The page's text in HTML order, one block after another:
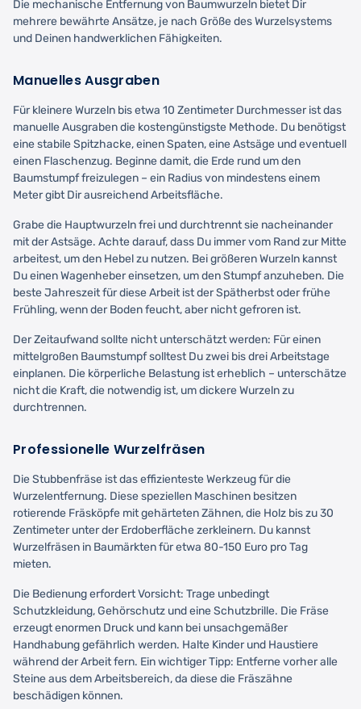
Die mechanische Entfernung von Baumwurzeln bietet Dir
mehrere bewährte Ansätze, je nach Größe des Wurzelsystems
und Deinen handwerklichen Fähigkeiten.
Manuelles Ausgraben
Für kleinere Wurzeln bis etwa 10 Zentimeter Durchmesser ist das
manuelle Ausgraben die kostengünstigste Methode. Du benötigst
eine stabile Spitzhacke, einen Spaten, eine Astsäge und eventuell
einen Flaschenzug. Beginne damit, die Erde rund um den
Baumstumpf freizulegen – ein Radius von mindestens einem
Meter gibt Dir ausreichend Arbeitsfläche.
Grabe die Hauptwurzeln frei und durchtrennt sie nacheinander
mit der Astsäge. Achte darauf, dass Du immer vom Rand zur Mitte
arbeitest, um den Hebel zu nutzen. Bei größeren Wurzeln kannst
Du einen Wagenheber einsetzen, um den Stumpf anzuheben. Die
beste Jahreszeit für diese Arbeit ist der Spätherbst oder frühe
Frühling, wenn der Boden feucht, aber nicht gefroren ist.
Der Zeitaufwand sollte nicht unterschätzt werden: Für einen
mittelgroßen Baumstumpf solltest Du zwei bis drei Arbeitstage
einplanen. Die körperliche Belastung ist erheblich – unterschätze
nicht die Kraft, die notwendig ist, um dickere Wurzeln zu
durchtrennen.
Professionelle Wurzelfräsen
Die Stubbenfräse ist das effizienteste Werkzeug für die
Wurzelentfernung. Diese speziellen Maschinen besitzen
rotierende Fräsköpfe mit gehärteten Zähnen, die Holz bis zu 30
Zentimeter unter der Erdoberfläche zerkleinern. Du kannst
Wurzelfräsen in Baumärkten für etwa 80-150 Euro pro Tag
mieten.
Die Bedienung erfordert Vorsicht: Trage unbedingt
Schutzkleidung, Gehörschutz und eine Schutzbrille. Die Fräse
erzeugt enormen Druck und kann bei unsachgemäßer
Handhabung gefährlich werden. Halte Kinder und Haustiere
während der Arbeit fern. Ein wichtiger Tipp: Entferne vorher alle
Steine aus dem Arbeitsbereich, da diese die Fräszähne
beschädigen können.